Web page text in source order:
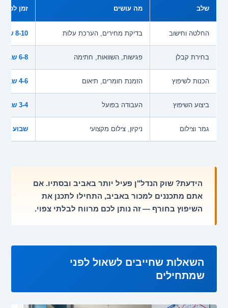
שלב מה עושים זמן לפני
החלטה וחישוב בדיקת מחירים, הערכת עלות 8-10 שבועות
בחירת קבלן פגישות, השוואות, חתימה 6-8 שבועות
הכנות לשיפוץ הזמנת חומרים, תיאום 4-6 שבועות
ביצוע השיפוץ העבודה בפועל 3-4 שבועות
גמר וצילום ניקיון, צילום מקצועי שבוע
הידעת? שוק הנדל"ן פעיל יותר באביב ובסתיו. אם
אתם מתכננים למכור באביב, התחילו לתכנן את
השיפוץ בחורף — זה נותן לכם מרווח לבלתי צפוי.
השאלות שחייבים לשאול לפני
שמתחילים